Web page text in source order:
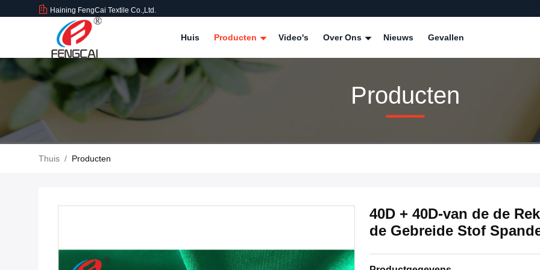
Haining FengCai Textile Co.,Ltd.
Huis Producten Video's Over Ons Nieuws Gevallen
Producten
Thuis / Producten
40D + 40D-van de de
de Gebreide Stof